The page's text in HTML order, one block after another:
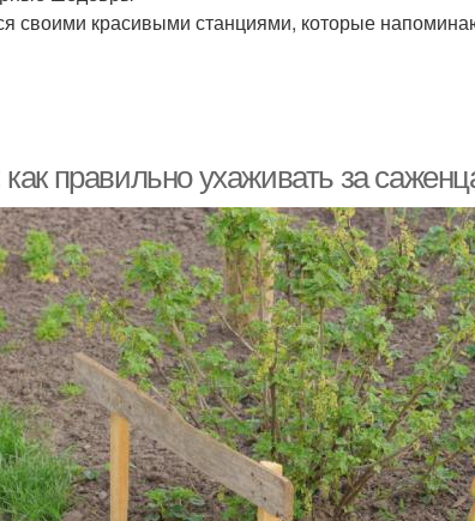
своими красивыми станциями, которые
правильно ухаживать за